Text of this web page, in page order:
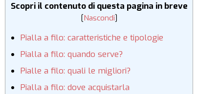
Scopri il contenuto di questa pagina in breve
[Nascondi]
Pialla a filo: caratteristiche e tipologie
Pialla a filo: quando serve?
Pialle a filo: quali le migliori?
Pialla a filo: dove acquistarla